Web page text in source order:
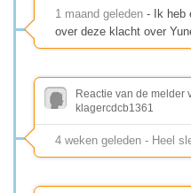
1 maand geleden - Ik heb
over deze klacht over
Reactie van de melder
klagercdcb1361
4 weken geleden - Heel